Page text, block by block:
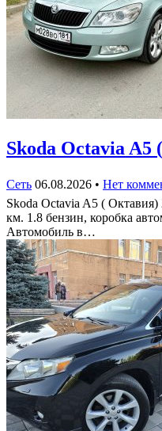
Skoda Octavia A5
Сеть 06.08.2026 • Нет
Skoda Octavia A5 (
км. 1.8 бензин, коробка
Автомобиль в…